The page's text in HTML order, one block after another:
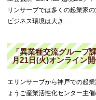
リンサーブでは多くの起業家
ビジネス環境は大き …
「異業種交流グループ
月21日(火)オンライン
エリンサーブから神戸での起
ょうご産業活性化センター主